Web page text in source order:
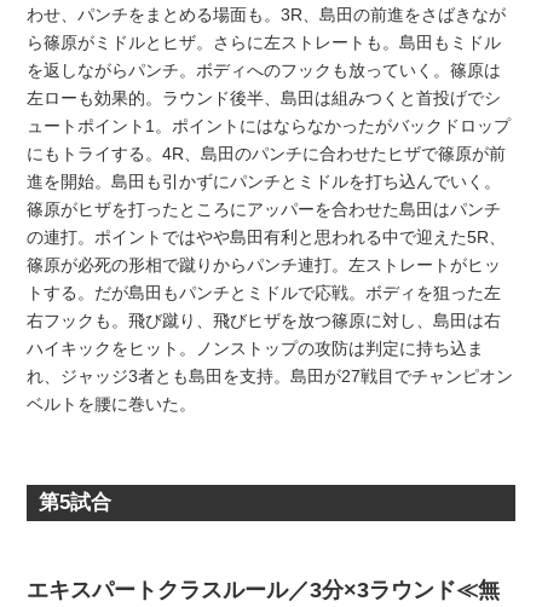
わせ、パンチをまとめる場面も。3R、島田の前進をさばきなが
ら篠原がミドルとヒザ。さらに左ストレートも。島田もミドル
を返しながらパンチ。ボディへのフックも放っていく。篠原は
左ローも効果的。ラウンド後半、島田は組みつくと首投げでシ
ュートポイント1。ポイントにはならなかったがバックドロップ
にもトライする。4R、島田のパンチに合わせたヒザで篠原が前
進を開始。島田も引かずにパンチとミドルを打ち込んでいく。
篠原がヒザを打ったところにアッパーを合わせた島田はパンチ
の連打。ポイントではやや島田有利と思われる中で迎えた5R、
篠原が必死の形相で蹴りからパンチ連打。左ストレートがヒッ
トする。だが島田もパンチとミドルで応戦。ボディを狙った左
右フックも。飛び蹴り、飛びヒザを放つ篠原に対し、島田は右
ハイキックをヒット。ノンストップの攻防は判定に持ち込ま
れ、ジャッジ3者とも島田を支持。島田が27戦目でチャンピオン
ベルトを腰に巻いた。
第5試合
エキスパートクラスルール／3分×3ラウンド≪無